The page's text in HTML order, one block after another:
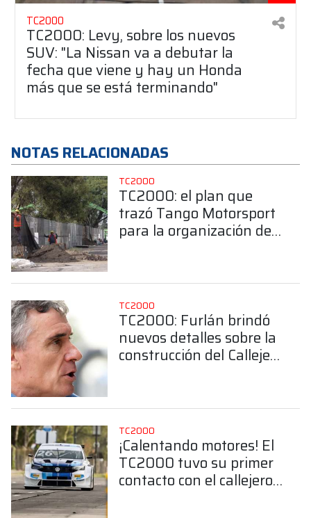
TC2000
TC2000: Levy, sobre los nuevos
SUV: "La Nissan va a debutar la
fecha que viene y hay un Honda
más que se está terminando"
NOTAS RELACIONADAS
TC2000
TC2000: el plan que
trazó Tango Motorsport
para la organización del
TC2000
TC2000: Furlán brindó
nuevos detalles sobre la
construcción del Callejero
TC2000
¡Calentando motores! El
TC2000 tuvo su primer
contacto con el callejero